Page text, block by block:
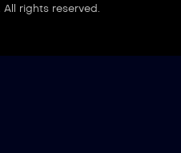
rights reserved.